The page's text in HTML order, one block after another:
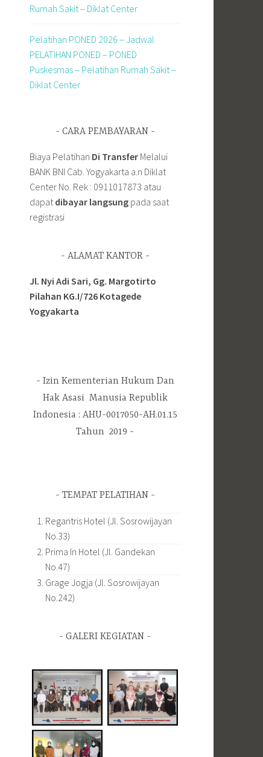
Rumah Sakit – Diklat Center
Pelatihan PONED 2026 – Jadwal
PELATIHAN PONED – PONED
Puskesmas – Pelatihan Rumah Sakit –
Diklat Center
CARA PEMBAYARAN
Biaya Pelatihan Di Transfer Melalui
BANK BNI Cab. Yogyakarta a.n Diklat
Center No. Rek : 0911017873 atau
dapat dibayar langsung pada saat
registrasi
ALAMAT KANTOR
Jl. Nyi Adi Sari, Gg. Margotirto
Pilahan KG.I/726 Kotagede
Yogyakarta
Izin Kementerian Hukum Dan
Hak Asasi Manusia Republik
Indonesia : AHU-0017050-AH.01.15
Tahun 2019
TEMPAT PELATIHAN
Regantris Hotel (Jl. Sosrowijayan
No.33)
Prima In Hotel (Jl. Gandekan
No.47)
Grage Jogja (Jl. Sosrowijayan
No.242)
GALERI KEGIATAN